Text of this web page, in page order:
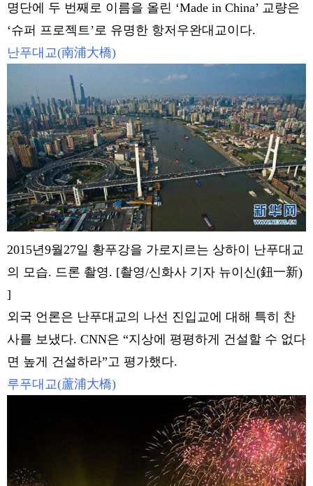
명단에 두 번째로 이름을 올린 ‘Made in China’ 교량은
‘슈퍼 프로젝트’로 유명한 항저우완대교이다.
난푸대교(南浦大橋)
2015년9월27일 황푸강을 가로지르는 상하이 난푸대교
의 모습. 드론 촬영. [촬영/신화사 기자 뉴이신(鈕一新)
]
외국 언론은 난푸대교의 나선 진입교에 대해 특히 찬
사를 보냈다. CNN은 “지상에 평평하게 건설할 수 없다
면 높게 건설하라”고 평가했다.
루푸대교(蘆浦大橋)